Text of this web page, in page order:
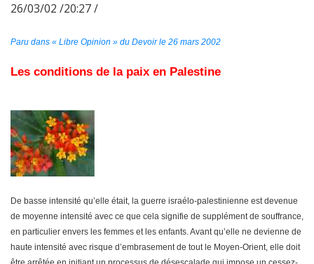
26/03/02 /20:27 /
Paru dans « Libre Opinion » du Devoir le 26 mars 2002
Les conditions de la paix en Palestine
De basse intensité qu’elle était, la guerre israélo-palestinienne est devenue
de moyenne intensité avec ce que cela signifie de supplément de souffrance,
en particulier envers les femmes et les enfants. Avant qu’elle ne devienne de
haute intensité avec risque d’embrasement de tout le Moyen-Orient, elle doit